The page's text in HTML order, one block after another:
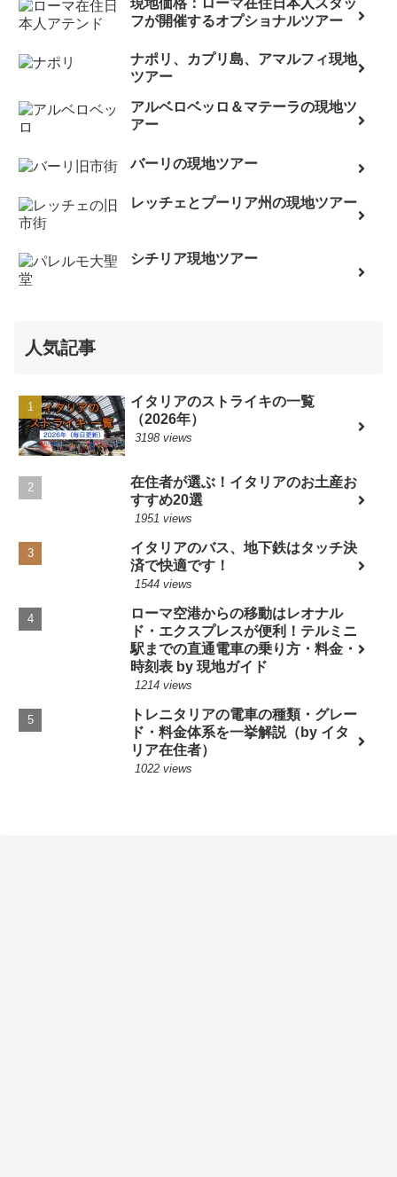
フが開催するオプショナルツアー
ナポリ、カプリ島、アマルフィ現地
ツアー
アルベロベッロ＆マテーラの現地ツ
アー
バーリの現地ツアー
レッチェとプーリア州の現地ツアー
シチリア現地ツアー
人気記事
イタリアのストライキの一覧
（2026年）
3198 views
在住者が選ぶ！イタリアのお土産お
すすめ20選
1951 views
イタリアのバス、地下鉄はタッチ決
済で快適です！
1544 views
ローマ空港からの移動はレオナル
ド・エクスプレスが便利！テルミニ
駅までの直通電車の乗り方・料金・
時刻表 by 現地ガイド
1214 views
トレニタリアの電車の種類・グレー
ド・料金体系を一挙解説（by イタ
リア在住者）
1022 views